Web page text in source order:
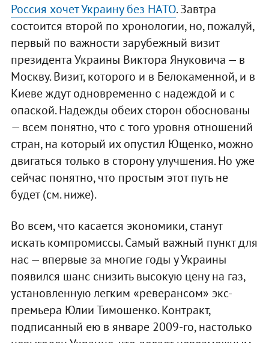
Россия хочет Украину без НАТО. Завтра
состоится второй по хронологии, но, пожалуй,
первый по важности зарубежный визит
президента Украины Виктора Януковича — в
Москву. Визит, которого и в Белокаменной, и в
Киеве ждут одновременно с надеждой и с
опаской. Надежды обеих сторон обоснованы
— всем понятно, что с того уровня отношений
стран, на который их опустил Ющенко, можно
двигаться только в сторону улучшения. Но уже
сейчас понятно, что простым этот путь не
будет (см. ниже).
Во всем, что касается экономики, станут
искать компромиссы. Самый важный пункт для
нас — впервые за многие годы у Украины
появился шанс снизить высокую цену на газ,
установленную легким «реверансом» экс-
премьера Юлии Тимошенко. Контракт,
подписанный ею в январе 2009-го, настолько